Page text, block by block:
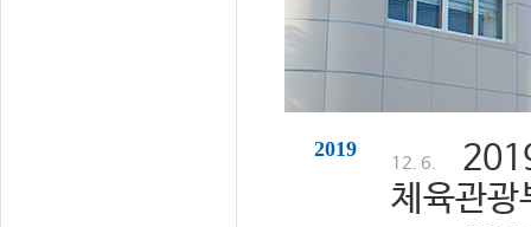
2019
12. 6.
체육관광